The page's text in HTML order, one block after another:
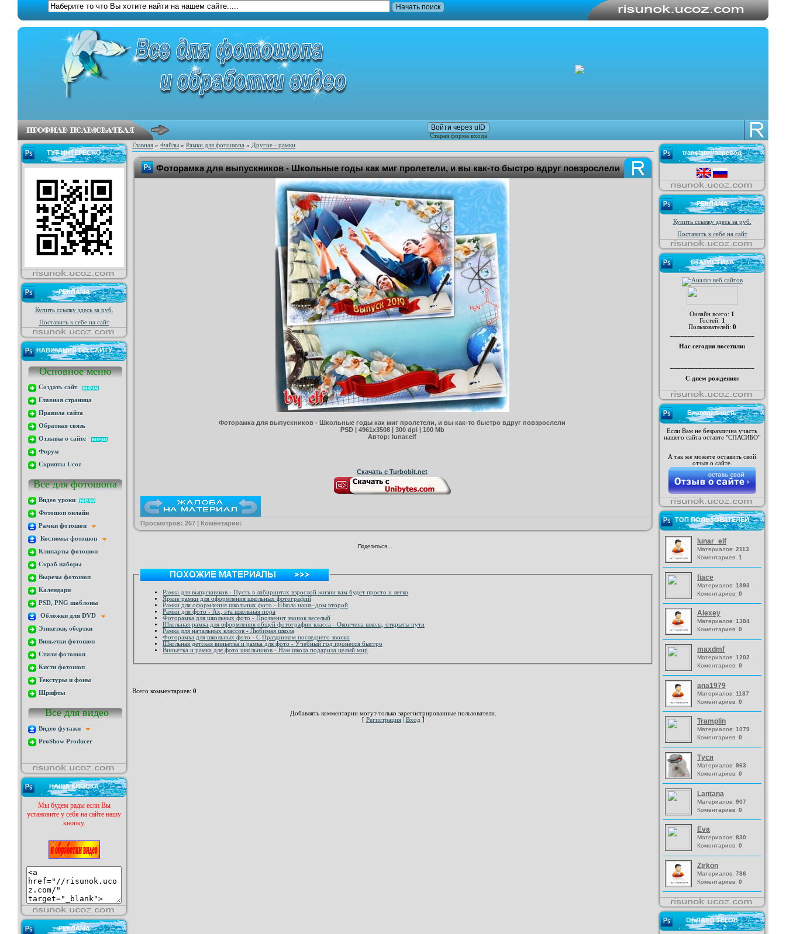
Войти через uID
Старая форма входа
ТУТ ИНТЕРЕСНО
РЕКЛАМА
Купить ссылку здесь за руб.
Поставить к себе на сайт
НАВИГАЦИЯ ПО САЙТУ
Основное меню
Создать сайт
Главная страница
Правила сайта
Обратная связь
Отзывы о сайте
Форум
Скрипты Ucoz
Все для фотошопа
Видео уроки
Фотошоп онлайн
Рамки фотошоп
Костюмы фотошоп
Клипарты фотошоп
Скраб наборы
Вырезы фотошоп
Календари
PSD, PNG шаблоны
Обложки для DVD
Этикетки, обертки
Виньетки фотошоп
Стили фотошоп
Кисти фотошоп
Текстуры и фоны
Шрифты
Все для видео
Видео футажи
ProShow Producer
НАША КНОПКА
Мы будем рады если Вы
установите у себя на сайте нашу
кнопку.
РЕКЛАМА
Главная » Файлы » Рамки для фотошопа » Другие - рамки
Фоторамка для выпускников - Школьные годы как миг пролетели, и вы как-то быстро вдруг повзрослели
Фоторамка для выпускников - Школьные годы как миг пролетели, и вы как-то быстро вдруг повзрослели
PSD | 4961х3508 | 300 dpi | 100 Mb
Автор: lunar.elf
Скачать с Turbobit.net
Просмотров: 267 | Коментарии:
Поделиться…
Рамка для выпускников - Пусть в лабиринтах взрослой жизни вам будет просто и легко
Яркие рамки для оформления школьных фотографий
Рамки для оформления школьных фото - Школа наша–дом второй
Рамки для фото - Ах, эта школьная пора
Фоторамка для школьных фото - Прозвенит звонок веселый
Школьная рамка для оформления общей фотографии класса - Окончена школа, открыты пути
Рамка для начальных классов - Любимая школа
Фоторамка для школьных фото - С Праздником последнего звонка
Школьная детская виньетка и рамка для фото - Учебный год пронесся быстро
Виньетка и рамка для фото школьников - Нам школа подарила целый мир
Всего комментариев: 0
Добавлять комментарии могут только зарегистрированные пользователи.
[ Регистрация| Вход ]
translator/перевод
РЕКЛАМА
Купить ссылку здесь за руб.
Поставить к себе на сайт
СТАТИСТИКА
Онлайн всего: 1
Гостей: 1
Пользователей: 0
Нас сегодня посетили:
С днем рождения:
Благодарность
Если Вам не безразлична участь
нашего сайта оставте "СПАСИБО"
А так же можете оставить свой
отзыв о сайте.
ТОП ПОЛЬЗОВАТЕЛЕЙ
lunar_elf
Материалов: 2113
Коментариев: 1
fiace
Материалов: 1893
Коментариев: 0
Alexey
Материалов: 1384
Коментариев: 0
maxdmf
Материалов: 1202
Коментариев: 0
ana1979
Материалов: 1187
Коментариев: 0
Tramplin
Материалов: 1079
Коментариев: 0
Туся
Материалов: 963
Коментариев: 0
Lantana
Материалов: 907
Коментариев: 0
Eva
Материалов: 830
Коментариев: 0
Zirkon
Материалов: 786
Коментариев: 0
ОБЛАКО ТЕГОВ